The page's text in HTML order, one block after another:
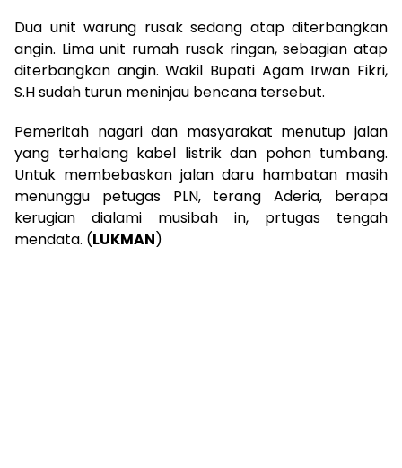
Dua unit warung rusak sedang atap diterbangkan
angin. Lima unit rumah rusak ringan, sebagian atap
diterbangkan angin. Wakil Bupati Agam Irwan Fikri,
S.H sudah turun meninjau bencana tersebut.
Pemeritah nagari dan masyarakat menutup jalan
yang terhalang kabel listrik dan pohon tumbang.
Untuk membebaskan jalan daru hambatan masih
menunggu petugas PLN, terang Aderia, berapa
kerugian dialami musibah in, prtugas tengah
mendata. (LUKMAN)